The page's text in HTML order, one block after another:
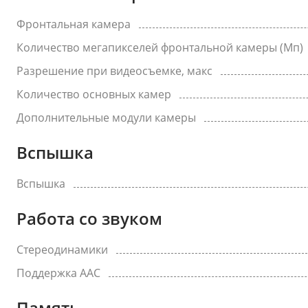
Фронтальная камера
Количество мегапикселей фронтальной камеры (Мп)
Разрешение при видеосъемке, макс
Количество основных камер
Дополнительные модули камеры
Вспышка
Вспышка
Работа со звуком
Стереодинамики
Поддержка AAC